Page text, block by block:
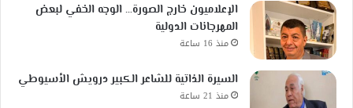
الإعلاميون خارج الصورة… الوجه الخفي لبعض
المهرجانات الدولية
منذ 16 ساعة
السيرة الذاتية للشاعر الكبير درويش الأسيوطي
منذ 21 ساعة